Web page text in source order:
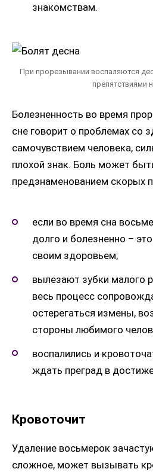
знакомствам.
При прорезывании воспаляются
препятствиями
Болезненность во время
сне говорит о проблемах со
самочувствием человека,
плохой знак. Боль может
предзнаменованием скорых
если во время сна
долго и болезненно –
своим здоровьем;
вылезают зубки малого
весь процесс
остерегаться измены,
стороны любимого
воспалились и
ждать преград в
Кровоточит
Удаление восьмерок
сложное, может вызывать